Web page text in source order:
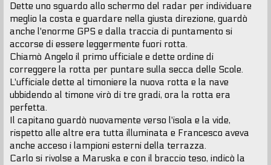
Dette uno sguardo allo schermo del radar per individuare
meglio la costa e guardare nella giusta direzione, guardò
anche l'enorme GPS e dalla traccia di puntamento si
accorse di essere leggermente fuori rotta.
Chiamò Angelo il primo ufficiale e dette ordine di
correggere la rotta per puntare sulla secca delle Scole.
L'ufficiale dette al timoniere la nuova rotta e la nave
ubbidendo al timone virò di tre gradi, ora la rotta era
perfetta.
Il capitano guardò nuovamente verso l'isola e la vide,
rispetto alle altre era tutta illuminata e Francesco aveva
anche acceso i lampioni esterni della terrazza.
Carlo si rivolse a Maruska e con il braccio teso, indicò la